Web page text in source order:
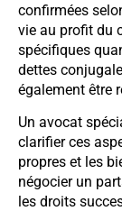
confirmées
vie au profit du
spécifiques
dettes
également être
Un avocat
clarifier ces
propres et les
négocier un
les droits